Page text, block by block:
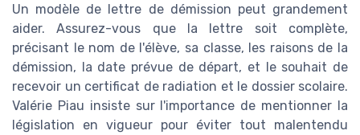
Un modèle de lettre de démission peut grandement
aider. Assurez-vous que la lettre soit complète,
précisant le nom de l'élève, sa classe, les raisons de la
démission, la date prévue de départ, et le souhait de
recevoir un certificat de radiation et le dossier scolaire.
Valérie Piau insiste sur l'importance de mentionner la
législation en vigueur pour éviter tout malentendu